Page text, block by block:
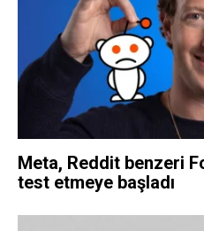
Meta, Reddit benzeri
test etmeye başladı